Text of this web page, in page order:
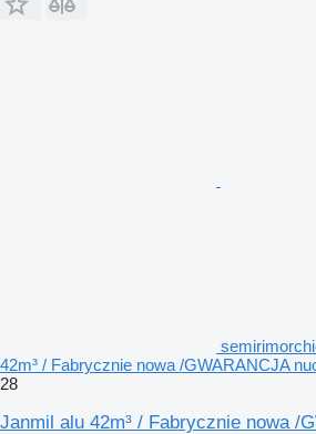
42m³ / Fabrycznie nowa /GWARANCJA
28
Janmil alu 42m³ / Fabrycznie nowa /